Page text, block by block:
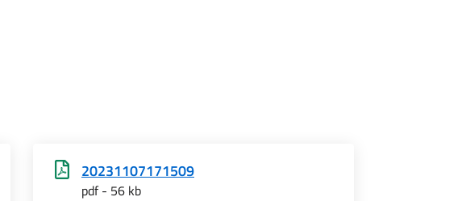
20231107171509
pdf - 56 kb